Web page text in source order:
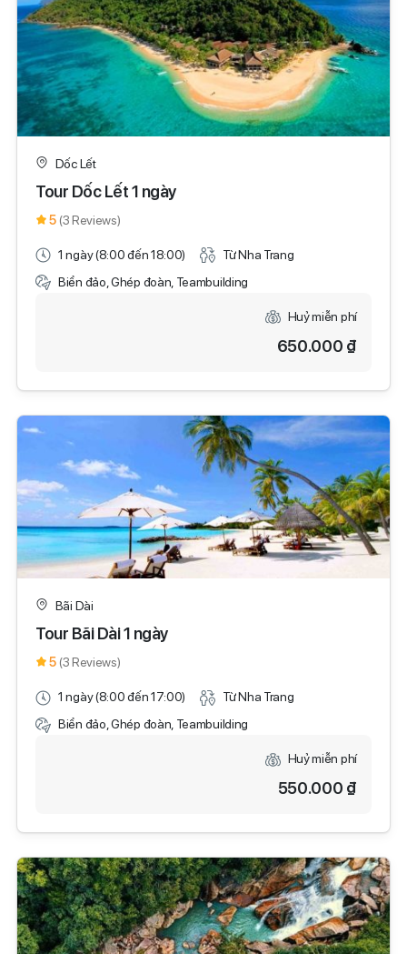
Dốc Lết
Tour Dốc Lết 1 ngày
5 (3 Reviews)
1 ngày (8:00 đến 18:00)
Từ Nha Trang
Biển đảo, Ghép đoàn, Teambuilding
Huỷ miễn phí
650.000 ₫
Bãi Dài
Tour Bãi Dài 1 ngày
5 (3 Reviews)
1 ngày (8:00 đến 17:00)
Từ Nha Trang
Biển đảo, Ghép đoàn, Teambuilding
Huỷ miễn phí
550.000 ₫